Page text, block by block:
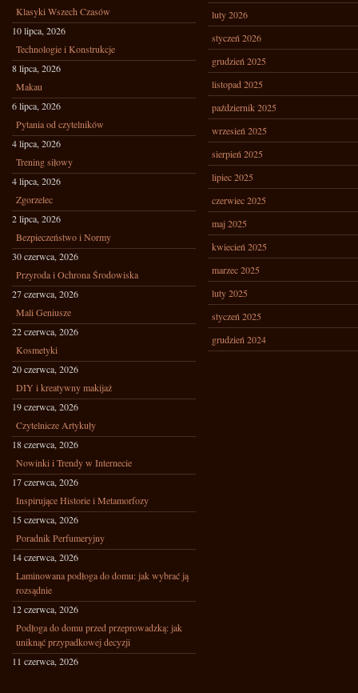
Klasyki Wszech Czasów
10 lipca, 2026
Technologie i Konstrukcje
8 lipca, 2026
Makau
6 lipca, 2026
Pytania od czytelników
4 lipca, 2026
Trening siłowy
4 lipca, 2026
Zgorzelec
2 lipca, 2026
Bezpieczeństwo i Normy
30 czerwca, 2026
Przyroda i Ochrona Środowiska
27 czerwca, 2026
Mali Geniusze
22 czerwca, 2026
Kosmetyki
20 czerwca, 2026
DIY i kreatywny makijaż
19 czerwca, 2026
Czytelnicze Artykuły
18 czerwca, 2026
Nowinki i Trendy w Internecie
17 czerwca, 2026
Inspirujące Historie i Metamorfozy
15 czerwca, 2026
Poradnik Perfumeryjny
14 czerwca, 2026
Laminowana podłoga do domu: jak wybrać ją
rozsądnie
12 czerwca, 2026
Podłoga do domu przed przeprowadzką: jak
uniknąć przypadkowej decyzji
11 czerwca, 2026
luty 2026
styczeń 2026
grudzień 2025
listopad 2025
październik 2025
wrzesień 2025
sierpień 2025
lipiec 2025
czerwiec 2025
maj 2025
kwiecień 2025
marzec 2025
luty 2025
styczeń 2025
grudzień 2024